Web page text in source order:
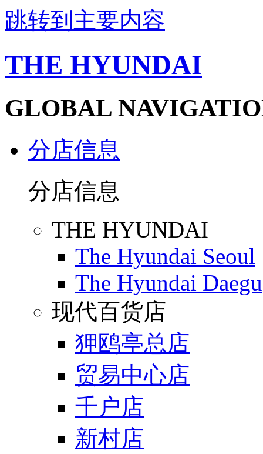
跳转到主要内容
THE HYUNDAI
GLOBAL
分店信息
分店信息
THE HYUNDAI
The Hyundai Seoul
The Hyundai Daegu
现代百货店
狎鸥亭总店
贸易中心店
千户店
新村店